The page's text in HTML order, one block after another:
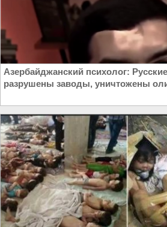
Азербайджанский психолог:
разрушены заводы, уничтожены